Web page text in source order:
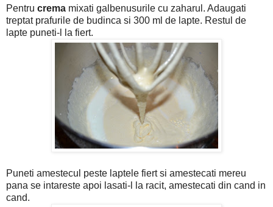
Pentru crema mixati galbenusurile cu zaharul. Adaugati
treptat prafurile de budinca si 300 ml de lapte. Restul de
lapte puneti-l la fiert.
Puneti amestecul peste laptele fiert si amestecati mereu
pana se intareste apoi lasati-l la racit, amestecati din cand in
cand.